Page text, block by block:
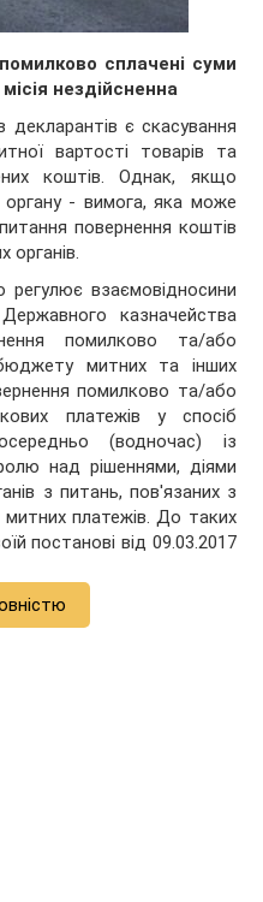
сплачені суми
нездійсненна
є скасування
вартості товарів та
коштів. Однак, якщо
органу - вимога, яка може
повернення коштів
органів.
взаємовідносини
казначейства
помилково та/або
митних та інших
помилково та/або
платежів у спосіб
(водночас) із
над рішеннями, діями
з питань, пов'язаних з
платежів. До таких
постанові від 09.03.2017